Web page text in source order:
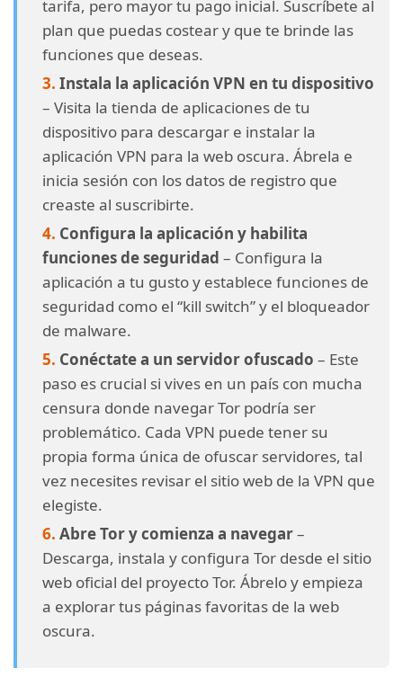
tarifa, pero mayor tu pago inicial. Suscríbete al
plan que puedas costear y que te brinde las
funciones que deseas.
Instala la aplicación VPN en tu dispositivo
– Visita la tienda de aplicaciones de tu
dispositivo para descargar e instalar la
aplicación VPN para la web oscura. Ábrela e
inicia sesión con los datos de registro que
creaste al suscribirte.
Configura la aplicación y habilita
funciones de seguridad – Configura la
aplicación a tu gusto y establece funciones de
seguridad como el “kill switch” y el bloqueador
de malware.
Conéctate a un servidor ofuscado – Este
paso es crucial si vives en un país con mucha
censura donde navegar Tor podría ser
problemático. Cada VPN puede tener su
propia forma única de ofuscar servidores, tal
vez necesites revisar el sitio web de la VPN que
elegiste.
Abre Tor y comienza a navegar–
Descarga, instala y configura Tor desde el sitio
web oficial del proyecto Tor. Ábrelo y empieza
a explorar tus páginas favoritas de la web
oscura.